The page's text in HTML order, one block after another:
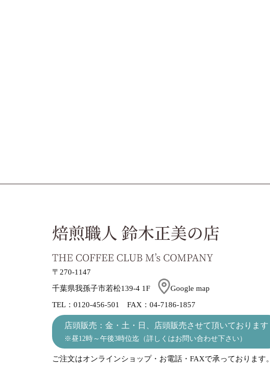
〒270-1147
千葉県我孫子市若松139-4 1F
Google map
TEL：0120-456-501 FAX：04-7186-1857
店頭販売：金・土・日、店頭販売させて頂いております
※昼12時～午後3時位迄（詳しくはお問い合わせ下さい）
ご注文はオンラインショップ・お電話・FAXで承っております。